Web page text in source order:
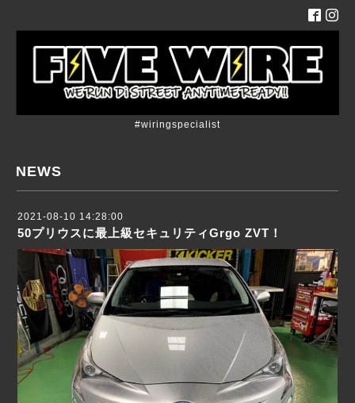
#wiringspecialist
NEWS
2021-08-10 14:28:00
50プリウスに最上級セキュリティGrgo ZVT！